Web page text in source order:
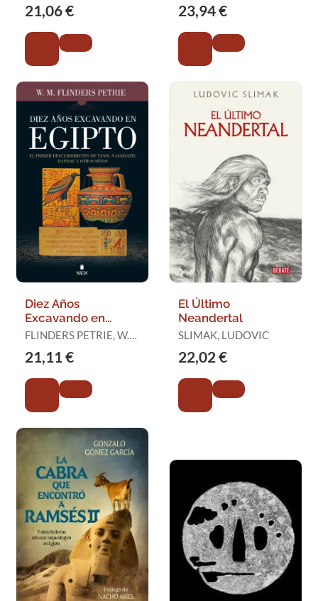
21,06 € 23,94 €
Diez Años
Excavando en
Egipto
FLINDERS PETRIE, W.
21,11 €
El Último
Neandertal
SLIMAK, LUDOVIC
22,02 €